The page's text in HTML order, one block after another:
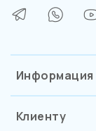
Информация
Клиенту